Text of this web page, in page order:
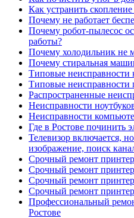
Как устранить
Почему не работает
Почему робот-пылесос
работы?
Почему холодильник не
Почему стиральная
Типовые неисправности
Типовые
Распространенные
Неисправности
Неисправности
Где в Ростове починить
Телевизор включается,
изображение, поиск
Срочный ремонт
Срочный ремонт
Срочный ремонт
Срочный ремонт
Профессиональный
Ростове